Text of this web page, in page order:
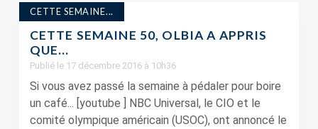
CETTE SEMAINE...
CETTE SEMAINE 50, OLBIA A APPRIS
QUE…
Publié le 17 décembre 2016 à 10h36
Si vous avez passé la semaine à pédaler pour boire
un café... [youtube ] NBC Universal, le CIO et le
comité olympique américain (USOC), ont annoncé le